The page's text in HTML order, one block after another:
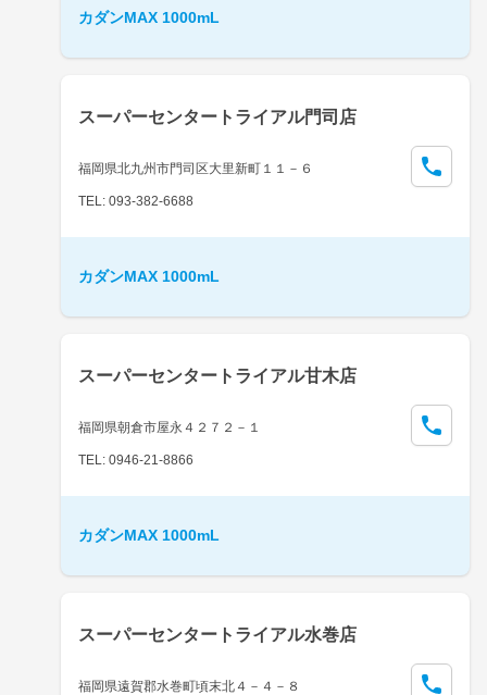
カダンMAX 1000mL
スーパーセンタートライアル門司店
福岡県北九州市門司区大里新町１１－６
TEL: 093-382-6688
カダンMAX 1000mL
スーパーセンタートライアル甘木店
福岡県朝倉市屋永４２７２－１
TEL: 0946-21-8866
カダンMAX 1000mL
スーパーセンタートライアル水巻店
福岡県遠賀郡水巻町頃末北４－４－８